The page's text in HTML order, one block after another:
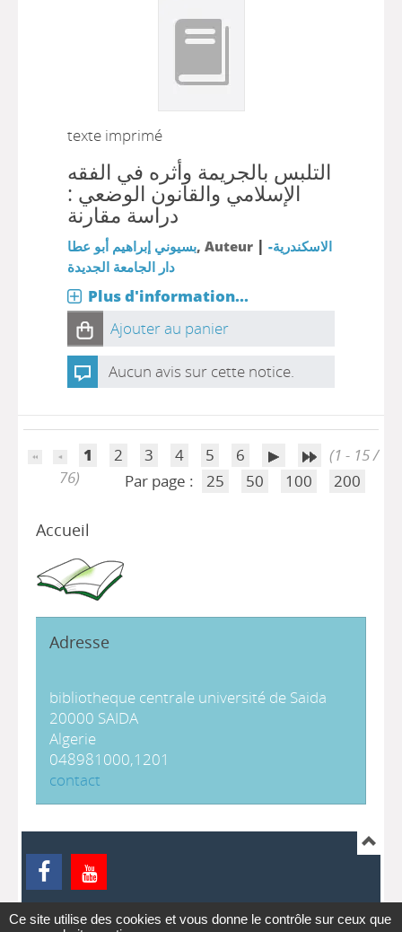
texte imprimé
التلبس بالجريمة وأثره في الفقه
الإسلامي والقانون الوضعي :
دراسة مقارنة
بسيوني إبراهيم أبو عطا, Auteur | الاسكندرية-
دار الجامعة الجديدة
Plus d'information...
Ajouter au panier
Aucun avis sur cette notice.
1 2 3 4 5 6
(1 - 15 /
76)
Par page : 25 50 100 200
Accueil
Adresse
bibliotheque centrale université de Saida
20000 SAIDA
Algerie
048981000,1201
contact
Ce site utilise des cookies et vous donne le contrôle sur ceux que